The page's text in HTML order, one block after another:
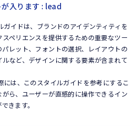
入ります : lead
イドは、ブランドのアイデンティティを
ペリエンスを提供するための重要なツー
レット、フォントの選択、レイアウトの
など、デザインに関する要素が含まれて
は、このスタイルガイドを参考にするこ
ら、ユーザーが直感的に操作できるイン
きます。